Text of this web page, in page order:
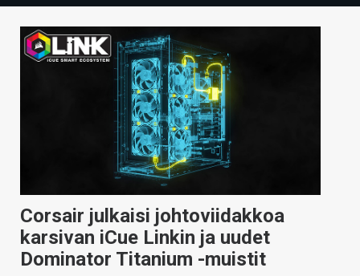
TECHBBS
TIETOA
HAKU
Corsair julkaisi johtoviidakkoa
karsivan iCue Linkin ja uudet
Dominator Titanium -muistit